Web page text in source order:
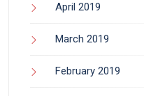
April 2019
March 2019
February 2019